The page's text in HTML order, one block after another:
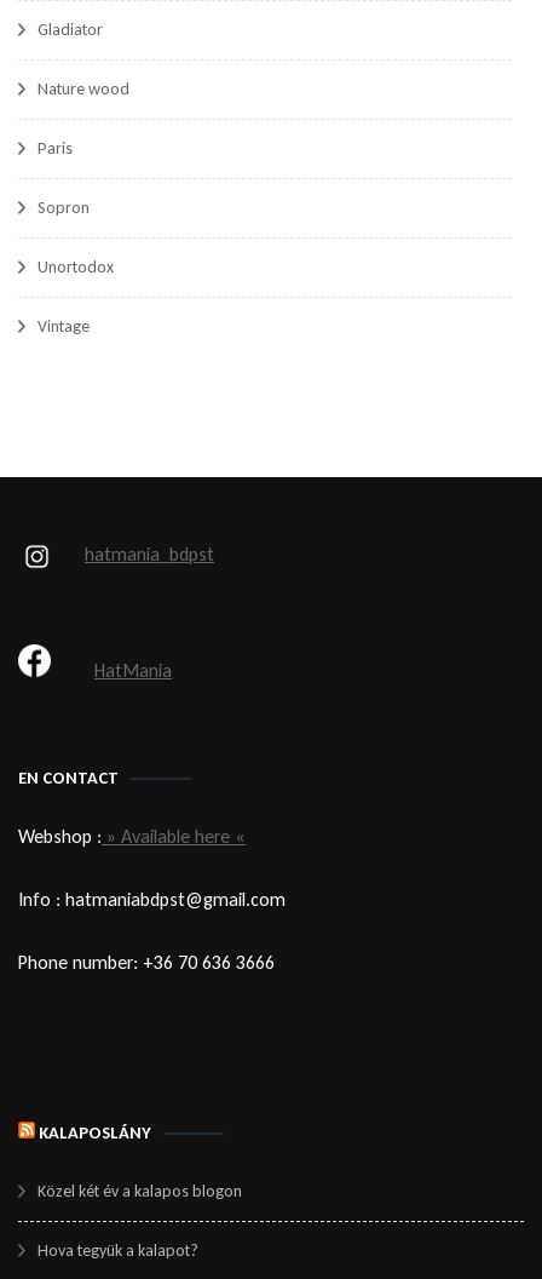
Gladiator
Nature wood
Paris
Sopron
Unortodox
Vintage
hatmania_bdpst
HatMania
EN CONTACT
Webshop : » Available here «
Info : hatmaniabdpst@gmail.com
Phone number: +36 70 636 3666
KALAPOSLÁNY
Közel két év a kalapos blogon
Hova tegyük a kalapot?